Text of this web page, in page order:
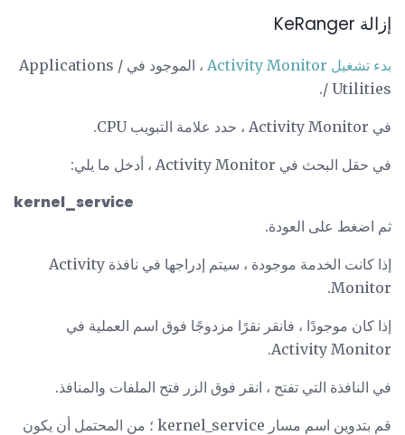
إزالة KeRanger
بدء تشغيل Activity Monitor
، الموجود في / Applications
/ Utilities.
في Activity Monitor ، حدد علامة التبويب CPU.
في حقل البحث في Activity Monitor ، أدخل ما يلي:
kernel_service
ثم اضغط على العودة.
إذا كانت الخدمة موجودة ، سيتم إدراجها في نافذة Activity
Monitor.
إذا كان موجودًا ، فانقر نقرًا مزدوجًا فوق اسم العملية في
Activity Monitor.
في النافذة التي تفتح ، انقر فوق الزر فتح الملفات والمنافذ.
قم بتدوين اسم مسار kernel_service ؛ من المحتمل أن يكون